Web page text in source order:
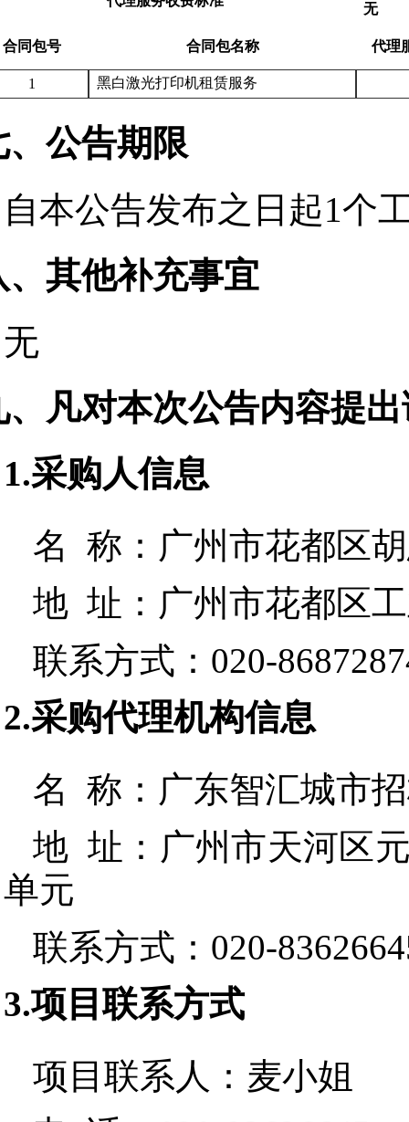
无
合同包号 合同包名称 代理
1 黑白激光打印机租赁服务
、公告期限
自本公告发布之日起1个
、其他补充事宜
无
、凡对本次公告内容提
1.采购人信息
名 称： 广州市花都区
地 址： 广州市花都区
联系方式： 020-
2.采购代理机构信息
名 称： 广东智汇城市
地 址： 广州市天河区
单元
联系方式： 020-
3.项目联系方式
项目联系人： 麦小姐